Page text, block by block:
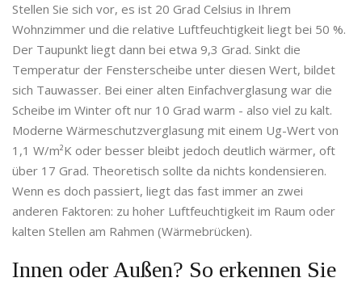
Stellen Sie sich vor, es ist 20 Grad Celsius in Ihrem
Wohnzimmer und die relative Luftfeuchtigkeit liegt bei 50 %.
Der Taupunkt liegt dann bei etwa 9,3 Grad. Sinkt die
Temperatur der Fensterscheibe unter diesen Wert, bildet
sich Tauwasser. Bei einer alten Einfachverglasung war die
Scheibe im Winter oft nur 10 Grad warm - also viel zu kalt.
Moderne Wärmeschutzverglasung mit einem Ug-Wert von
1,1 W/m²K oder besser bleibt jedoch deutlich wärmer, oft
über 17 Grad. Theoretisch sollte da nichts kondensieren.
Wenn es doch passiert, liegt das fast immer an zwei
anderen Faktoren: zu hoher Luftfeuchtigkeit im Raum oder
kalten Stellen am Rahmen (Wärmebrücken).
Innen oder Außen? So erkennen Sie